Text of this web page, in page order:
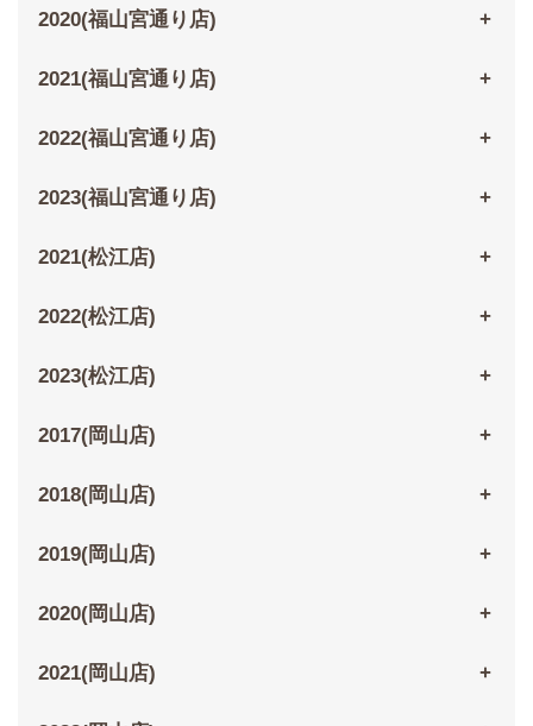
2020(福山宮通り店)
2021(福山宮通り店)
2022(福山宮通り店)
2023(福山宮通り店)
2021(松江店)
2022(松江店)
2023(松江店)
2017(岡山店)
2018(岡山店)
2019(岡山店)
2020(岡山店)
2021(岡山店)